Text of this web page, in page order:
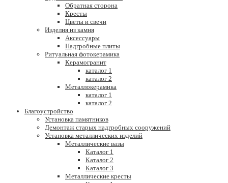
Обратная сторона
Кресты
Цветы и свечи
Изделия из камня
Аксессуары
Надгробные плиты
Ритуальная фотокерамика
Керамогранит
каталог 1
каталог 2
Металлокерамика
каталог 1
каталог 2
Благоустройство
Установка памятников
Демонтаж старых надгробных сооружений
Установка металлических изделий
Металлические вазы
Каталог 1
Каталог 2
Каталог 3
Металлические кресты